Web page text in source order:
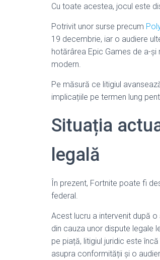
Cu toate acestea, jocul este
Potrivit unor surse precum
19 decembrie, iar o audiere
hotărârea Epic Games de a-
modern.
Pe măsură ce litigiul
implicațiile pe termen lung
Situația
legală
În prezent, Fortnite poate fi
federal.
Acest lucru a intervenit după
din cauza unor dispute legale
pe piață, litigiul juridic este
asupra conformității și o